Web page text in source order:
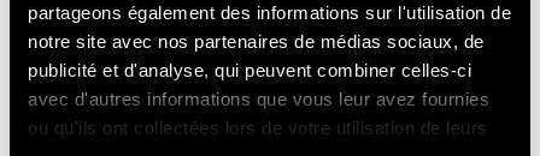
partageons également des informations sur l'utilisation de
notre site avec nos partenaires de médias sociaux, de
publicité et d'analyse, qui peuvent combiner celles-ci
avec d'autres informations que vous leur avez fournies
ou qu'ils ont collectées lors de votre utilisation de leurs
- 24.12.2024 : Place de la télécabine, Haute-Nendaz
- 31.12.2024 : Caisses de Siviez
- 18.02.2025 : Place de la télécabine, Haute-Nendaz
- 25.02.2025 : Caisses de Siviez
- 04.03.2025 : Place de la télécabine, Haute-Nendaz